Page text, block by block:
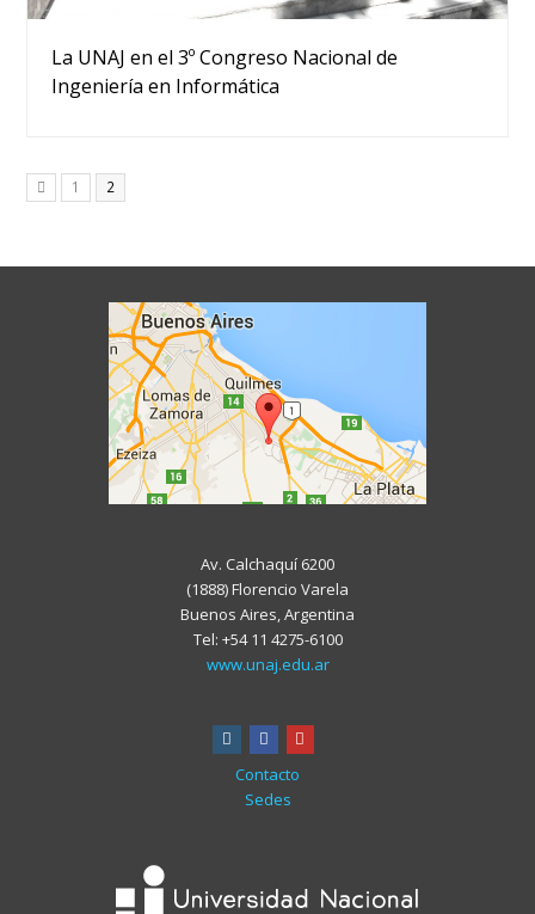
La UNAJ en el 3º Congreso Nacional de
Ingeniería en Informática
AnteriorPage
1 Page
2
Av. Calchaquí 6200
(1888) Florencio Varela
Buenos Aires, Argentina
Tel: +54 11 4275-6100
www.unaj.edu.ar
instagram
facebook
Contacto
Sedes